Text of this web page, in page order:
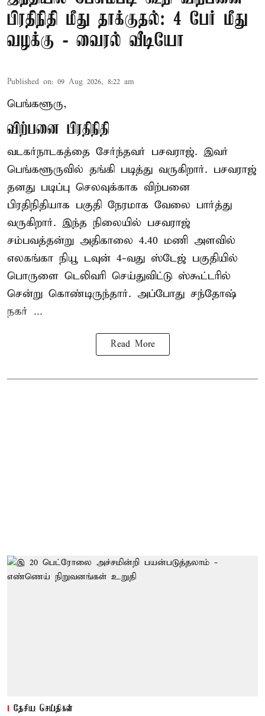
பிரதிநிதி மீது தாக்குதல்: 4 பேர் மீது
வழக்கு - வைரல் வீடியோ
Published on: 09 Aug 2026, 8:22 am
பெங்களூரு,
விற்பனை பிரதிநிதி
வடகர்நாடகத்தை சேர்ந்தவர் பசவராஜ். இவர்
பெங்களூருவில் தங்கி படித்து வருகிறார். பசவராஜ்
தனது படிப்பு செலவுக்காக விற்பனை
பிரதிநிதியாக பகுதி நேரமாக வேலை பார்த்து
வருகிறார். இந்த நிலையில் பசவராஜ்
சம்பவத்தன்று அதிகாலை 4.40 மணி அளவில்
எலகங்கா நியூ டவுன் 4-வது ஸ்டேஜ் பகுதியில்
பொருளை டெலிவரி செய்துவிட்டு ஸ்கூட்டரில்
சென்று கொண்டிருந்தார். அப்போது சந்தோஷ்
நகர் ...
Read More
தேசிய செய்திகள்